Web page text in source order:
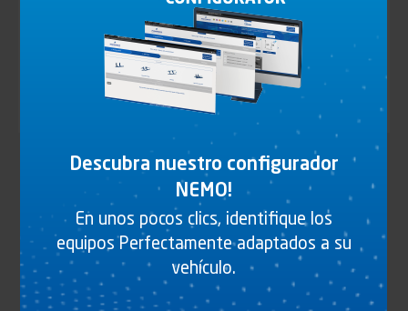
Identifiant (ID)
vehículo
Tipo
de
carrocería
Tipo de carrocería
Acabado
Acabado
TRAMPILLAS DE VENTILACION (4)
Todos nuestros universos
Descubra nuestro configurador
NEMO!
En unos pocos clics, identifique los
equipos Perfectamente adaptados a su
vehículo.